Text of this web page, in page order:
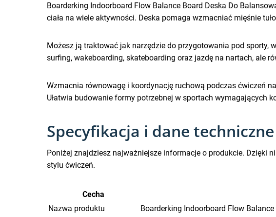
Boarderking Indoorboard Flow Balance Board Deska Do
ciała na wiele aktywności. Deska pomaga wzmacniać mięśnie
Możesz ją traktować jak narzędzie do przygotowania pod
surfing, wakeboarding, skateboarding oraz jazdę na nartach, ale
Wzmacnia równowagę i koordynację ruchową podczas ćwiczeń
Ułatwia budowanie formy potrzebnej w sportach wymagających
Specyfikacja i dane
Poniżej znajdziesz najważniejsze informacje o produkcie. Dzięki
stylu ćwiczeń.
Cecha
Nazwa produktu
Boarderking Indoorboard Flow